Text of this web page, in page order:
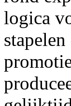
logica